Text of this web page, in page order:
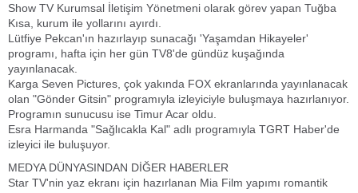
Show TV Kurumsal İletişim Yönetmeni olarak görev yapan Tuğba
Kısa, kurum ile yollarını ayırdı.
Lütfiye Pekcan'ın hazırlayıp sunacağı 'Yaşamdan Hikayeler'
programı, hafta için her gün TV8'de gündüz kuşağında
yayınlanacak.
Karga Seven Pictures, çok yakında FOX ekranlarında yayınlanacak
olan "Gönder Gitsin" programıyla izleyiciyle buluşmaya hazırlanıyor.
Programın sunucusu ise Timur Acar oldu.
Esra Harmanda "Sağlıcakla Kal" adlı programıyla TGRT Haber'de
izleyici ile buluşuyor.
MEDYA DÜNYASINDAN DİĞER HABERLER
Star TV'nin yaz ekranı için hazırlanan Mia Film yapımı romantik